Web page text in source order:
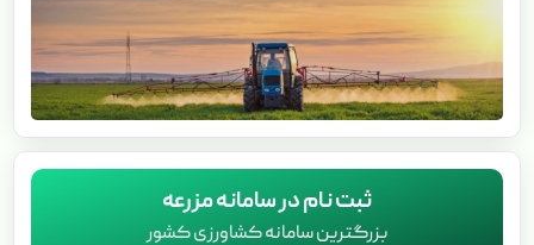
ثبت نام در سامانه مزرعه
بزرگترین سامانه کشاورزی کشور